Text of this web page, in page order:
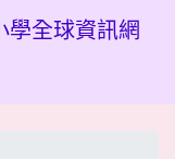
學全球資訊網